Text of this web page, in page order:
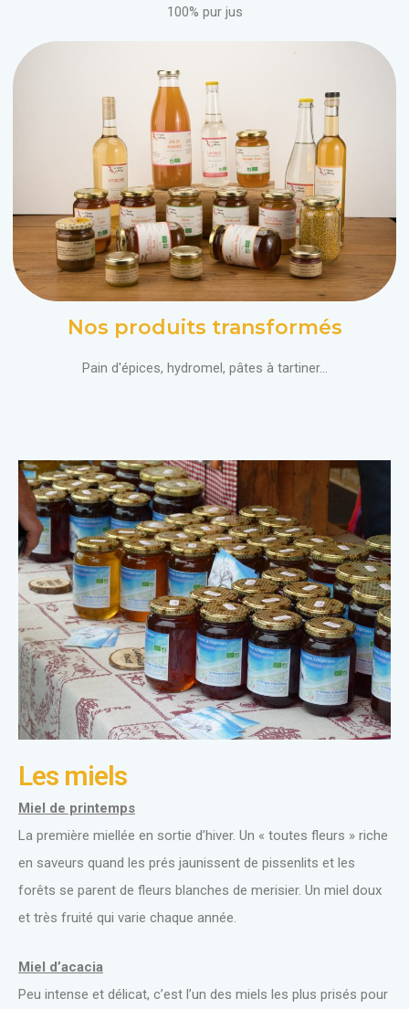
100% pur jus
Nos produits transformés
Pain d'épices, hydromel, pâtes à tartiner...
Les miels
Miel de printemps
La première miellée en sortie d’hiver. Un « toutes fleurs » riche
en saveurs quand les prés jaunissent de pissenlits et les
forêts se parent de fleurs blanches de merisier. Un miel doux
et très fruité qui varie chaque année.
Miel d’acacia
Peu intense et délicat, c’est l’un des miels les plus prisés pour